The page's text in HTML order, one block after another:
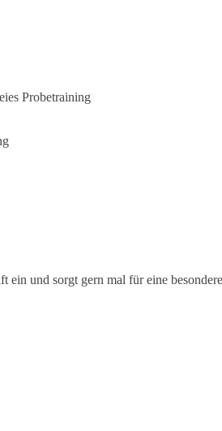
Probetraining
und sorgt gern mal für eine